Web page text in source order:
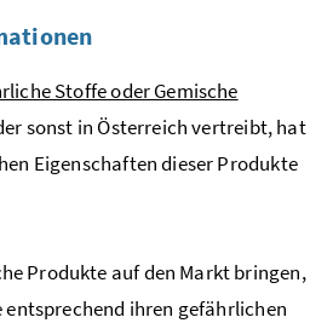
Stoffe oder Gemische
sonst in Österreich vertreibt, hat
Eigenschaften dieser Produkte
Produkte auf den Markt bringen,
ihren gefährlichen